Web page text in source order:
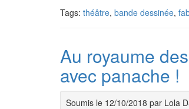
Tags: théâtre, bande dessinée,
Au royaume
avec panache !
Soumis le 12/10/2018 par Lola